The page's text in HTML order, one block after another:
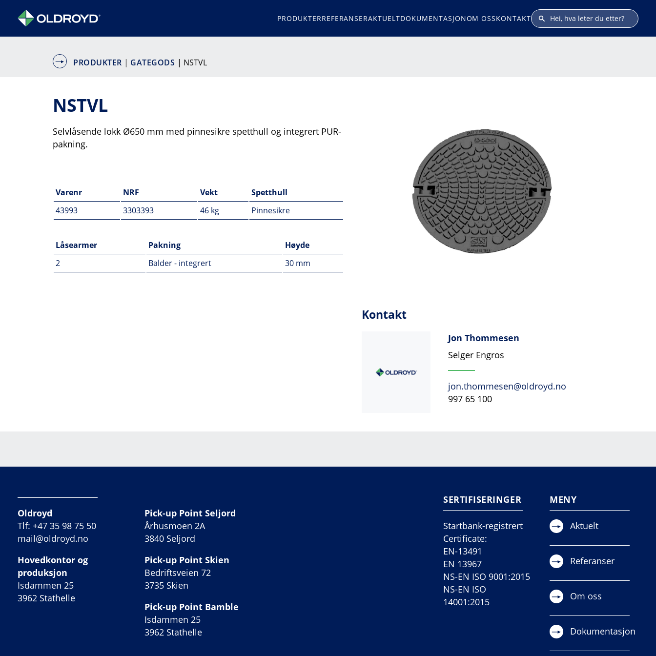
PRODUKTERREFERANSERAKTUELTDOKUMENTASJONOM OSSKONTAKT
PRODUKTER | GATEGODS | NSTVL
NSTVL
Selvlåsende lokk Ø650 mm med pinnesikre spetthull og integrert PUR-
pakning.
Varenr NRF Vekt
Spetthull
43993
3303393 46 kg Pinnesikre
Låsearmer Pakning
Høyde
2
Balder - integrert 30 mm
Kontakt
Jon Thommesen
Selger Engros
jon.thommesen@oldroyd.no
997 65 100
Oldroyd
Tlf: +47 35 98 75 50
mail@oldroyd.no
Hovedkontor og
produksjon
Isdammen 25
3962 Stathelle
Pick-up Point Seljord
Århusmoen 2A
3840 Seljord
Pick-up Point Skien
Bedriftsveien 72
3735 Skien
Pick-up Point Bamble
Isdammen 25
3962 Stathelle
SERTIFISERINGER
Startbank-registrert
Certificate:
EN-13491
EN 13967
NS-EN ISO 9001:2015
NS-EN ISO
14001:2015
MENY
Aktuelt
Referanser
Om oss
Dokumentasjon